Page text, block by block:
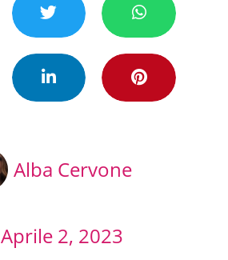
Alba Cervone
Aprile 2, 2023